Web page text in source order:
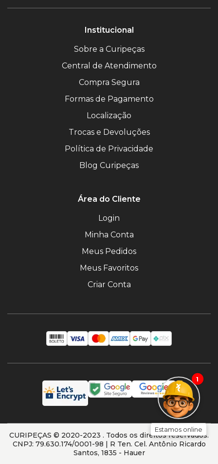
1
Estamos online
Institucional
Sobre a Curipeças
Central de Atendimento
Compra Segura
Formas de Pagamento
Localização
Trocas e Devoluções
Política de Privacidade
Blog Curipeças
Área do Cliente
Login
Minha Conta
Meus Pedidos
Meus Favoritos
Criar Conta
CURIPEÇAS © 2020-2023 . Todos os direitos reservados.
CNPJ: 79.630.174/0001-98 | R Ten. Cel. Antônio Ricardo
Santos, 1835 - Hauer